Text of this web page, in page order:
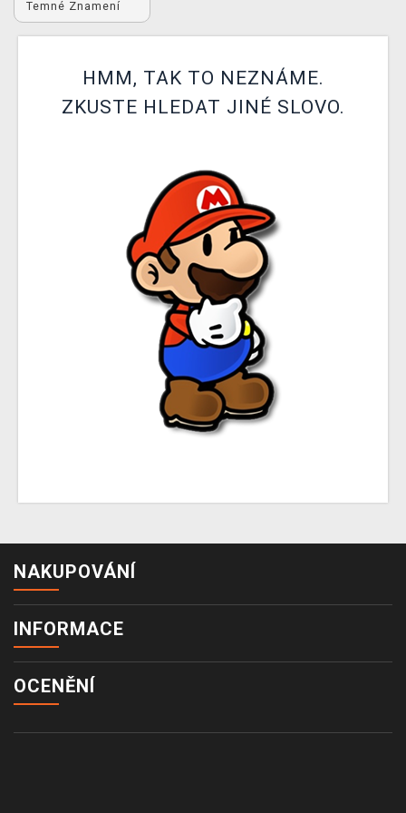
DOPRAVA
TCG & BOARDGAME HUB
Temné Znamení
HMM, TAK TO NEZNÁME.
ZKUSTE HLEDAT JINÉ SLOVO.
NAKUPOVÁNÍ
INFORMACE
OCENĚNÍ